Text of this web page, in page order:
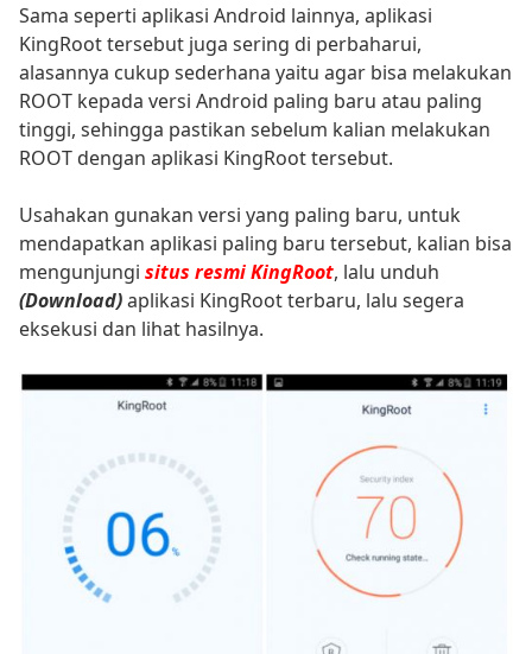
Sama seperti aplikasi Android lainnya, aplikasi
KingRoot tersebut juga sering di perbaharui,
alasannya cukup sederhana yaitu agar bisa melakukan
ROOT kepada versi Android paling baru atau paling
tinggi, sehingga pastikan sebelum kalian melakukan
ROOT dengan aplikasi KingRoot tersebut.
Usahakan gunakan versi yang paling baru, untuk
mendapatkan aplikasi paling baru tersebut, kalian bisa
mengunjungi situs resmi KingRoot, lalu unduh
(Download)aplikasi KingRoot terbaru, lalu segera
eksekusi dan lihat hasilnya.